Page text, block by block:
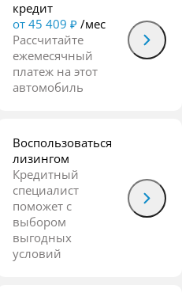
кредит
от 45 409 ₽ /мес
Рассчитайте
ежемесячный
платеж на этот
автомобиль
Воспользоваться
лизингом
Кредитный
специалист
поможет с
выбором
выгодных
условий